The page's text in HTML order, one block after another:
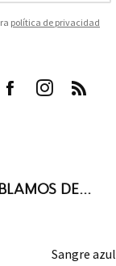
política de privacidad
DE...
Sangre azul